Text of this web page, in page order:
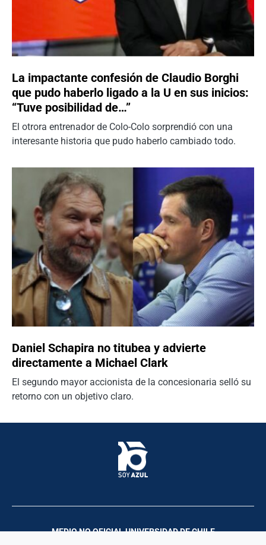
La impactante confesión de Claudio Borghi
que pudo haberlo ligado a la U en sus inicios:
“Tuve posibilidad de…”
El otrora entrenador de Colo-Colo sorprendió con una
interesante historia que pudo haberlo cambiado todo.
Daniel Schapira no titubea y advierte
directamente a Michael Clark
El segundo mayor accionista de la concesionaria selló su
retorno con un objetivo claro.
MEDIO NO OFICIAL UNIVERSIDAD DE CHILE